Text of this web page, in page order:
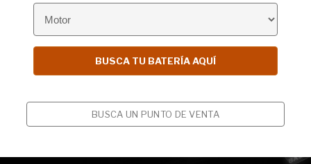
BUSCA UN PUNTO DE VENTA